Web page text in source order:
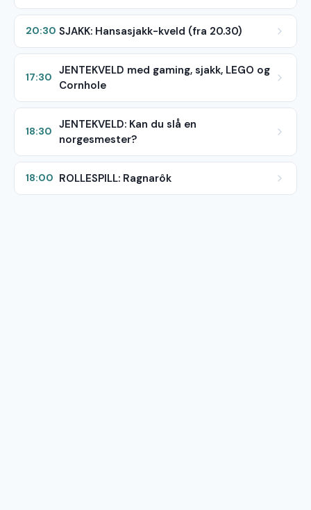
20:30 SJAKK: Hansasjakk-kveld (fra 20.30)
17:30
JENTEKVELD med gaming, sjakk, LEGO og
Cornhole
18:30
JENTEKVELD: Kan du slå en
norgesmester?
18:00 ROLLESPILL: Ragnarôk